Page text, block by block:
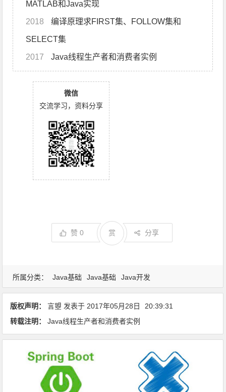
MATLAB和Java实现
2018 编译原理求FIRST集、FOLLOW集和
SELECT集
2017 Java线程生产者和消费者实例
微信
交流学习，资料分享
赞0 分享
赏
所属分类： Java基础 Java基础 Java开发
版权声明： 言曌 发表于2017年05月28日
20:39:31
转载注明：
Java线程生产者和消费者实例